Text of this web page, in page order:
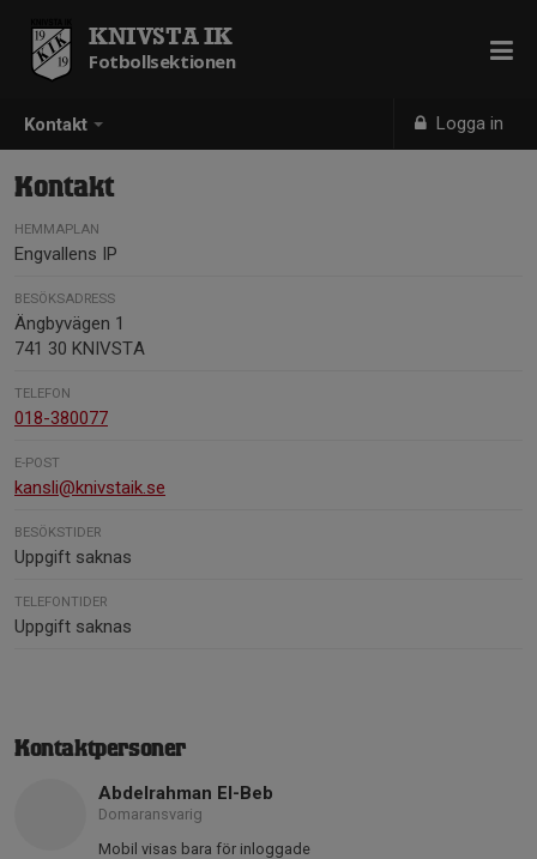
Kontakt Logga in
KNIVSTA IK
Fotbollsektionen
Kontakt
HEMMAPLAN
Engvallens IP
BESÖKSADRESS
Ängbyvägen 1
741 30 KNIVSTA
TELEFON
018-380077
E-POST
kansli@knivstaik.se
BESÖKSTIDER
Uppgift saknas
TELEFONTIDER
Uppgift saknas
Kontaktpersoner
Abdelrahman El-Beb
Domaransvarig
Mobil visas bara för inloggade